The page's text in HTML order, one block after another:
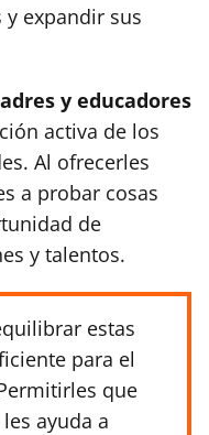
y expandir sus
y educadores
activa de los
Al ofrecerles
a probar cosas
de
y talentos.
estas
para el
que
ayuda a